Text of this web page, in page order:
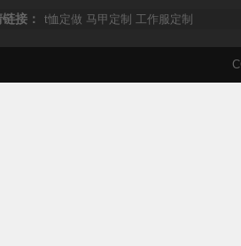
接： t恤定做 马甲定制 工作服定制